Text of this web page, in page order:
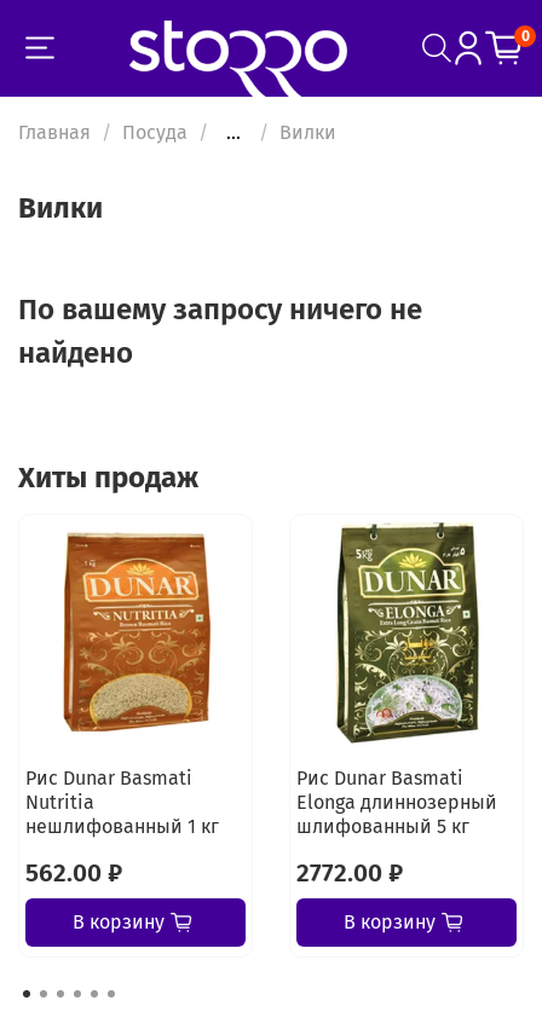
0
Главная Посуда ... Вилки
Вилки
По вашему запросу ничего не
найдено
Хиты продаж
Рис Dunar Basmati
Nutritia
нешлифованный 1 кг
562.00 ₽
В корзину
Рис Dunar Basmati
Elonga длиннозерный
шлифованный 5 кг
2772.00 ₽
В корзину